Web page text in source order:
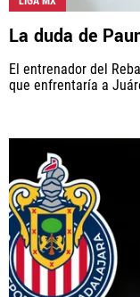
La duda de
El entrenador del
que enfrentaría a